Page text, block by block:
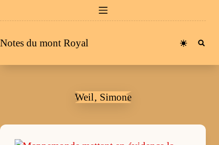
au
Notes du mont Royal
Weil‚ Simone